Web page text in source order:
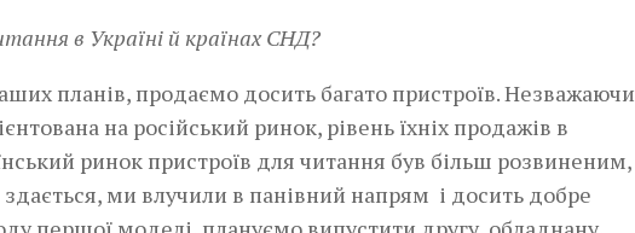
в Україні й країнах СНД?
планів, продаємо досить багато пристроїв. Незважаючи
на російський ринок, рівень їхніх продажів в
ринок пристроїв для читання був більш розвиненим,
ми влучили в панівний напрям і досить добре